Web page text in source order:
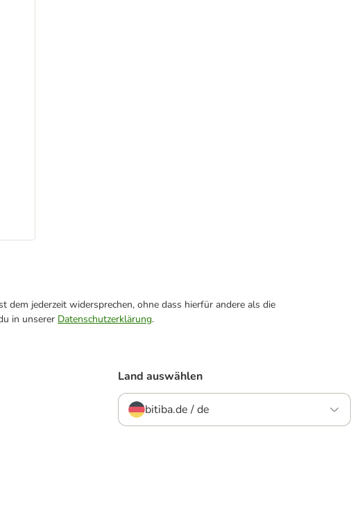
jederzeit widersprechen, ohne dass hierfür andere als die
in unserer Datenschutzerklärung.
Land auswählen
bitiba.de / de